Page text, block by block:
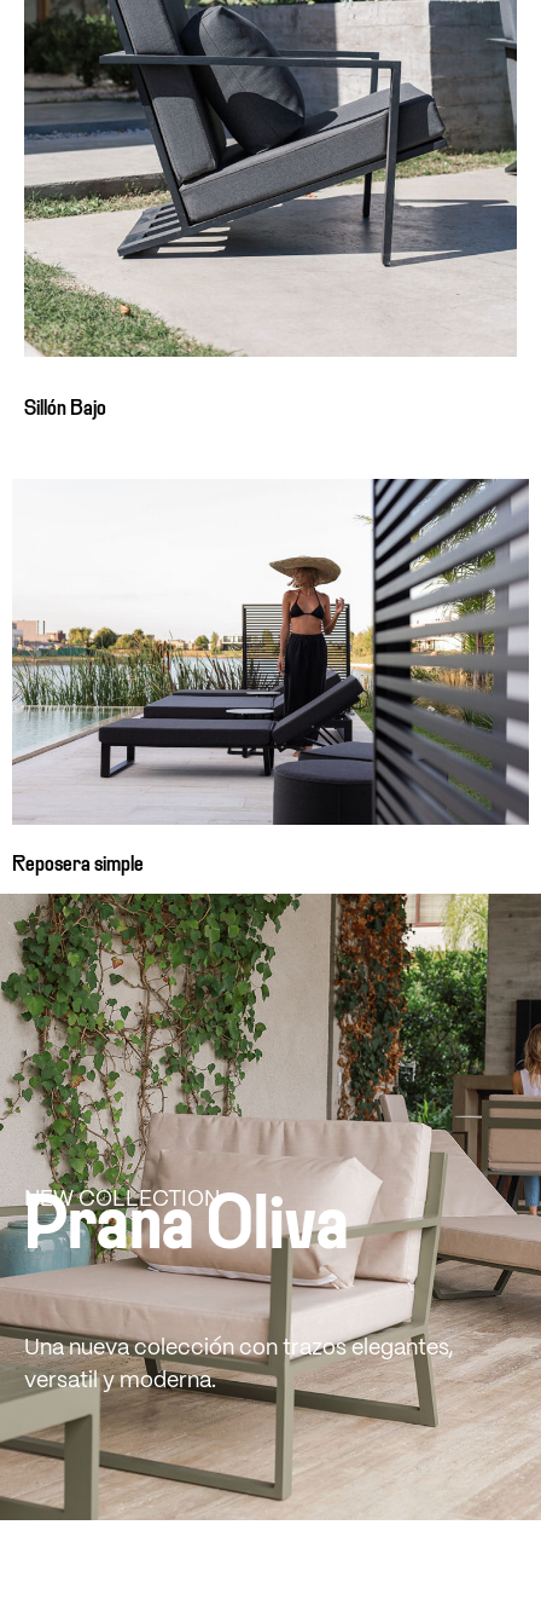
Sillón Bajo
Reposera simple
NEW COLLECTION
Prana Oliva
Una nueva colección con trazos elegantes,
versatil y moderna.